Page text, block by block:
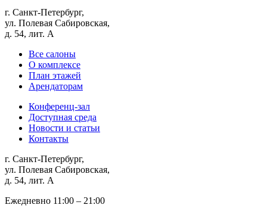
г. Санкт-Петербург,
ул. Полевая Сабировская,
д. 54, лит. А
Все салоны
О комплексе
План этажей
Арендаторам
Конференц-зал
Доступная среда
Новости и статьи
Контакты
г. Санкт-Петербург,
ул. Полевая Сабировская,
д. 54, лит. А
Ежедневно 11:00 ‒ 21:00